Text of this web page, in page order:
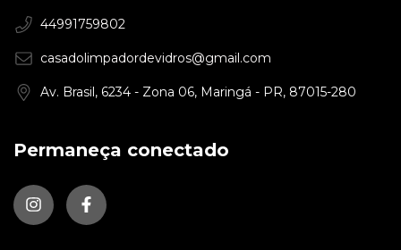
44991759802
casadolimpadordevidros@gmail.com
Av. Brasil, 6234 - Zona 06, Maringá - PR, 87015-280
Permaneça conectado